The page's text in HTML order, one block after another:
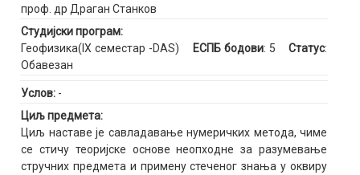
проф. др Драган Станков
Студијски програм:
Геофизика(IX семестар -DAS)
ЕСПБ бодови: 5Статус:
Обавезан
Услов: -
Циљ предмета:
Циљ наставе је савладавање нумеричких метода, чиме
се стичу теоријске основе неопходне за разумевање
стручних предмета и примену стеченог знања у оквиру